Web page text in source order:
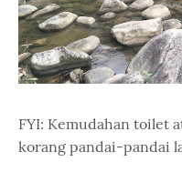
FYI: Kemudahan toilet
korang pandai-pandai